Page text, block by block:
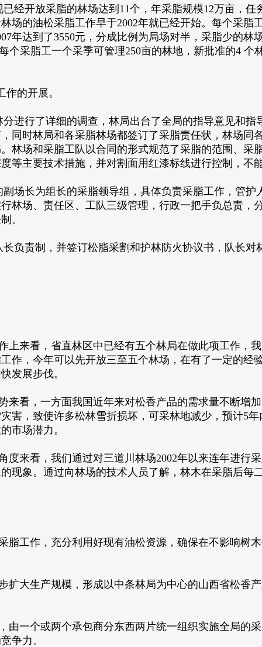
开放采脂的林场达到11个，年采脂规模12万亩，任
场的油松采脂工作早于2002年就已经开始。每个采脂
年达到了3550元，分成比例为局场对半，采脂少的林
个采脂工一个采季可管理250亩的林地，新批准的4 个
的开展。
行了详细的调查，林局出台了全局的指导意见和指
同时林局和各采脂林场都签订了采脂责任状，林场同
林场和采脂工队以合同的形式规范了采脂的范围、采
等主要技术措施，并对割面用红漆标线进行控制，不
长为组长的采脂领导组，具体负责采脂工作，管护
林场、责任区、工队三级管理，行政一把手负总责，
。
责制，并签订松脂采割和护林防火协议书，队长对
看，省直林区中已经有五个林局在做此项工作，我
作，今年可以先开放三至五个林场，在有了一定的经
发展步伐。
，一方面我国近年来对松香产品的需求量不断增加
害，致使许多松林雪折损坏，可采林地减少，预计5
市场潜力。
看，我们通过对三道川林场2002年以来连年进行采
现象。通过向林场的技术人员了解，林木在采脂后每
作，充分利用好现有油松资源，确保在不影响树木
生产规模，形成以中条林局为中心的山西省松香产
个或两个承包商分东西两片统一组织实施全局的采
争力。